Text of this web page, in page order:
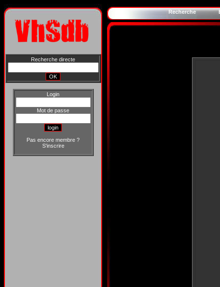
Recherche directe
Login
Mot de passe
Pas encore membre ?
S'inscrire
Recherche